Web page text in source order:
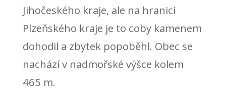
Jihočeského kraje, ale na hranici
Plzeňského kraje je to coby kamenem
dohodil a zbytek popoběhl. Obec se
nachází v nadmořské výšce kolem
465 m.